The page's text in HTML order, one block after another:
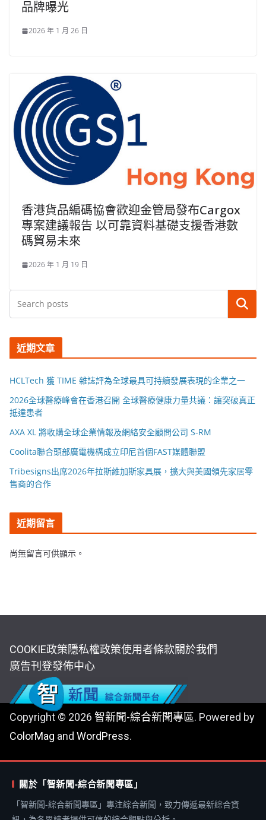
品牌曝光
2026 年 1 月 26 日
香港貨品編碼協會歡迎金管局發布Cargox
專案建議報告 以可靠資料基礎支援香港數
碼貿易未來
2026 年 1 月 19 日
搜尋
近期文章
HCLTech 獲 TIME 雜誌評為全球最具可持續發展表現的企業之一
2026全球醫療峰會在香港召開 全球醫療健康力量共議：讓突破真正
抵達患者
AXA XL 將收購全球企業情報及網絡安全顧問公司 S-RM
Coolita聯合頭部廣電機構成立印尼首個FAST媒體聯盟
Tribesigns出席2026年拉斯維加斯家具展，擴大與美國領先家居零
售商的合作
近期留言
尚無留言可供顯示。
COOKIE政策隱私權政策使用者條款關於我們
廣告刊登發佈中心
Copyright © 2026 智新聞-綜合新聞專區. Powered by
ColorMag and WordPress.
關於「智新聞-綜合新聞專區」
「智新聞-綜合新聞專區」專注綜合新聞，致力傳遞最新綜合資